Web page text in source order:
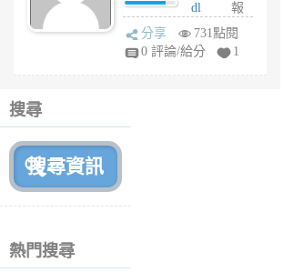
前
dl
sq
fy
報
分享
731點閱
0 評論/給分
1
搜尋
熱門搜尋